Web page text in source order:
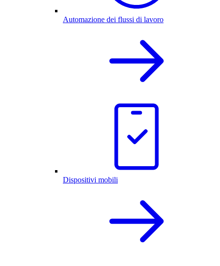
Automazione dei flussi di lavoro
Dispositivi mobili